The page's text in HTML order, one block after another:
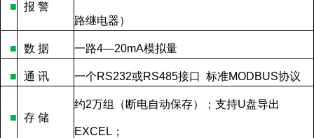
■ 报 警
路继电器）
■ 数 据 一路4—20mA模拟量
■ 通 讯 一个RS232或RS485接口 标准MODBUS协议
■ 存 储
约2万组（断电自动保存）；支持U盘导出
EXCEL ；